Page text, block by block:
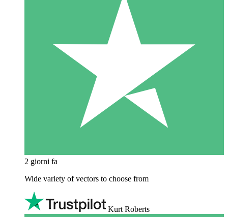
2 giorni fa
Wide variety of vectors to choose from
Kurt Roberts